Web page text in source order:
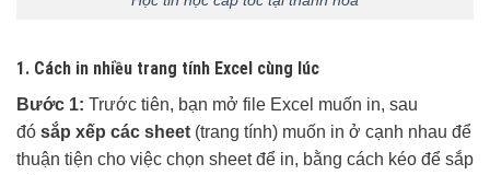
1. Cách in nhiều trang tính Excel cùng lúc
Bước 1: Trước tiên, bạn mở file Excel muốn in, sau
đó sắp xếp các sheet (trang tính) muốn in ở cạnh nhau để
thuận tiện cho việc chọn sheet để in, bằng cách kéo để sắp